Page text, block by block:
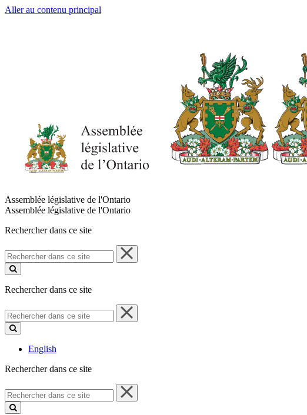
Aller au contenu principal
Assemblée législative de l'Ontario
Assemblée législative de l'Ontario
Rechercher dans ce site
Rechercher
dans
ce
Rechercher dans ce site
Rechercher
dans
ce
English
Rechercher dans ce site
Rechercher
dans
ce